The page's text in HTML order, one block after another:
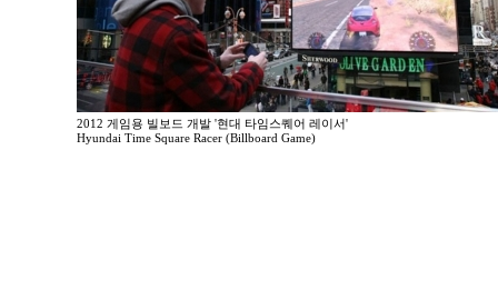
2012 게임용 빌보드 개발 '현대 타임스퀘어 레이서'
Hyundai Time Square Racer (Billboard Game)